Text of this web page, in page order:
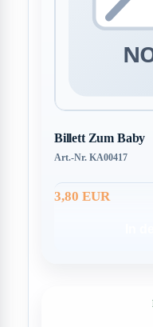
Billett Zum Baby
Art.-Nr. KA00417
3,80 EUR